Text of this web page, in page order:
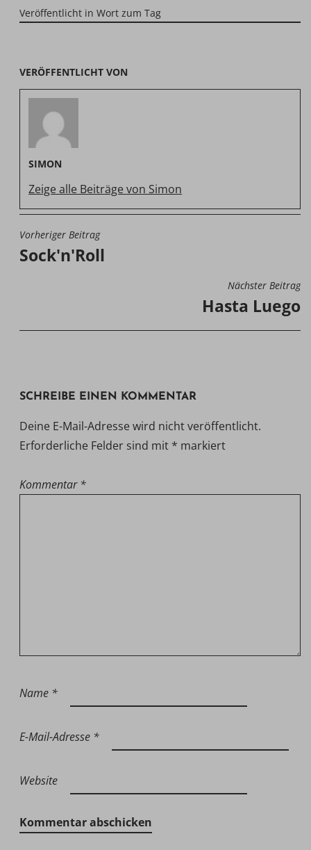
Veröffentlicht in Wort zum Tag
VERÖFFENTLICHT VON
SIMON
Zeige alle Beiträge von Simon
BEITRAGSNAVIGATION
Vorheriger Beitrag
Sock'n'Roll
Nächster Beitrag
Hasta Luego
SCHREIBE EINEN KOMMENTAR
Deine E-Mail-Adresse wird nicht veröffentlicht.
Erforderliche Felder sind mit * markiert
Kommentar *
Name *
E-Mail-Adresse *
Website